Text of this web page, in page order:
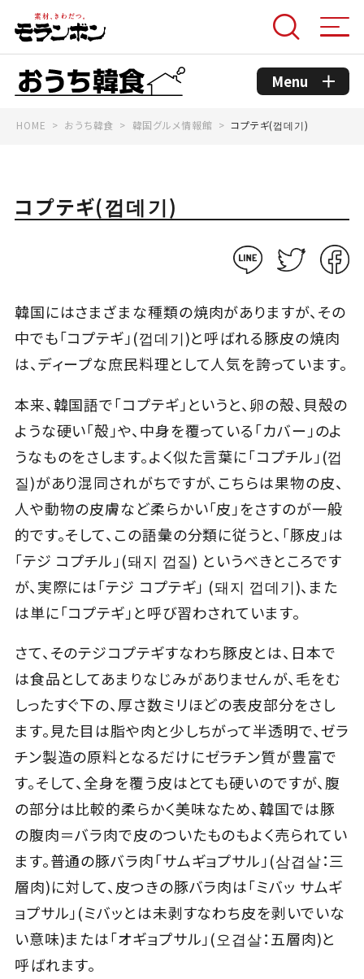
Menu
コンセプト
韓国グルメ情報館
Close
HOME おうち韓食 韓国グルメ情報館 コプテギ(껍데기)
コプテギ(껍데기)
韓国にはさまざまな種類の焼肉がありますが、その
中でも「コプテギ」(껍데기)と呼ばれる豚皮の焼肉
は、ディープな庶民料理として人気を誇っています。
本来、韓国語で「コプテギ」というと、卵の殻、貝殻の
ような硬い「殻」や、中身を覆っている「カバー」のよ
うなものをさします。よく似た言葉に「コプチル」(껍
질)があり混同されがちですが、こちらは果物の皮、
人や動物の皮膚など柔らかい「皮」をさすのが一般
的です。そして、この語彙の分類に従うと、「豚皮」は
「テジ コプチル」(돼지 껍질) というべきところです
が、実際には「テジ コプテギ」 (돼지 껍데기)、また
は単に「コプテギ」と呼び習わされています。
さて、そのテジコプテギすなわち豚皮とは、日本で
は食品としてあまりなじみがありませんが、毛をむ
しったすぐ下の、厚さ数ミリほどの表皮部分をさし
ます。見た目は脂や肉と少しちがって半透明で、ゼラ
チン製造の原料となるだけにゼラチン質が豊富で
す。そして、全身を覆う皮はとても硬いのですが、腹
の部分は比較的柔らかく美味なため、韓国では豚
の腹肉＝バラ肉で皮のついたものもよく売られてい
ます。普通の豚バラ肉「サムギョプサル」(삼겹살：三
層肉)に対して、皮つきの豚バラ肉は「ミバッ サムギ
ョプサル」(ミバッとは未剥すなわち皮を剥いでいな
い意味)または「オギョプサル」(오겹살：五層肉)と
呼ばれます。